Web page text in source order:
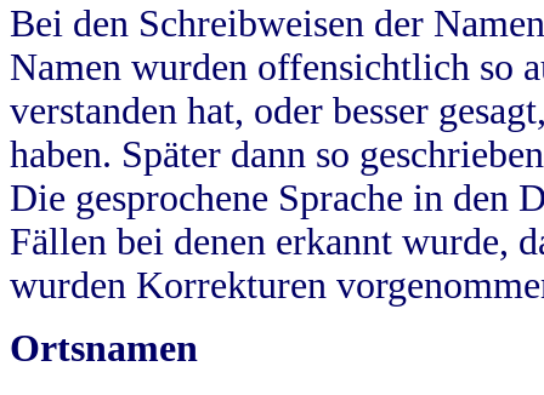
Bei den Schreibweisen der
Namen wurden offensichtlich so
verstanden hat, oder besser
haben. Später dann so
Die gesprochene Sprache in
Fällen bei denen erkannt wurde,
wurden Korrekturen
Ortsnamen